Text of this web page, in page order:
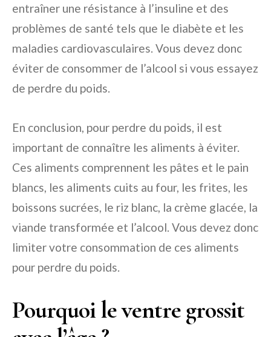
entraîner une résistance à l’insuline et des
problèmes de santé tels que le diabète et les
maladies cardiovasculaires. Vous devez donc
éviter de consommer de l’alcool si vous essayez
de perdre du poids.
En conclusion, pour perdre du poids, il est
important de connaître les aliments à éviter.
Ces aliments comprennent les pâtes et le pain
blancs, les aliments cuits au four, les frites, les
boissons sucrées, le riz blanc, la crème glacée, la
viande transformée et l’alcool. Vous devez donc
limiter votre consommation de ces aliments
pour perdre du poids.
Pourquoi le ventre grossit